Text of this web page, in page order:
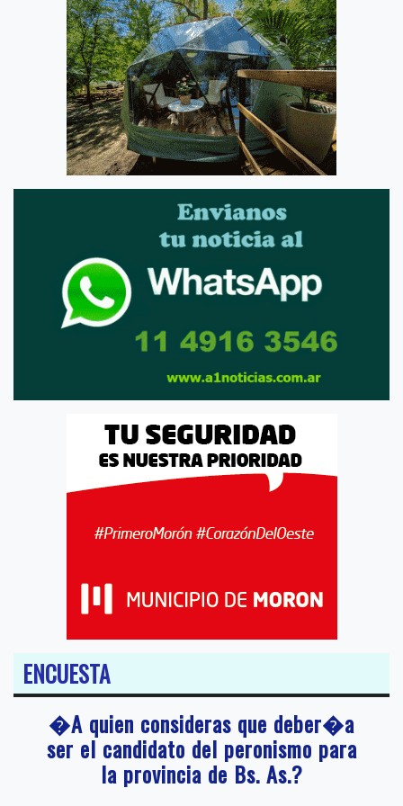
ENCUESTA
�A quien consideras que deber�a
ser el candidato del peronismo para
la provincia de Bs. As.?